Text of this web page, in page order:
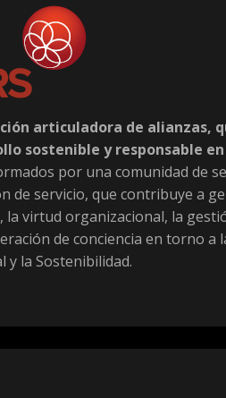
articuladora de alianzas,
sostenible y responsable
por una comunidad de
de servicio, que contribuye a
virtud organizacional, la
de conciencia en torno a
y la Sostenibilidad.